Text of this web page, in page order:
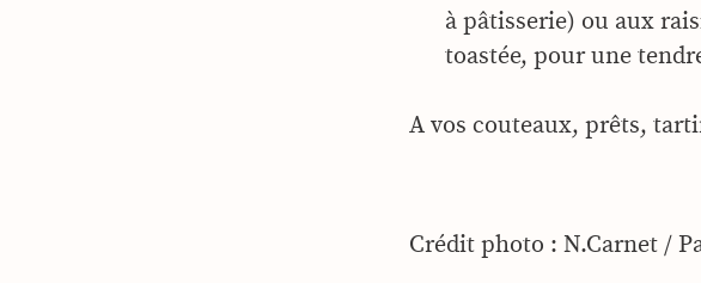
à pâtisserie) ou aux
toastée, pour une
A vos couteaux, prêts,
Crédit photo : N.Carnet /